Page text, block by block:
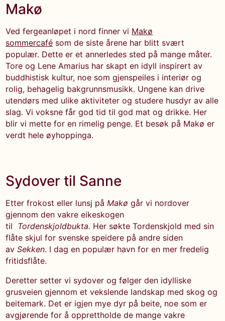
Makø
Ved fergeanløpet i nord finner vi Makø
sommercafé som de siste årene har blitt svært
populær. Dette er et annerledes sted på mange måter.
Tore og Lene Amarius har skapt en idyll inspirert av
buddhistisk kultur, noe som gjenspeiles i interiør og
rolig, behagelig bakgrunnsmusikk. Ungene kan drive
utendørs med ulike aktiviteter og studere husdyr av alle
slag. Vi voksne får god tid til god mat og drikke. Her
blir vi mette for en rimelig penge. Et besøk på Makø er
verdt hele øyhoppinga.
Sydover til Sanne
Etter frokost eller lunsj påMakø går vi nordover
gjennom den vakre eikeskogen
til Tordenskjoldbukta. Her søkte Tordenskjold med sin
flåte skjul for svenske speidere på andre siden
avSekken. I dag en populær havn for en mer fredelig
fritidsflåte.
Deretter setter vi sydover og følger den idylliske
grusveien gjennom et vekslende landskap med skog og
beitemark. Det er igjen mye dyr på beite, noe som er
avgjørende for å opprettholde de mange vakre